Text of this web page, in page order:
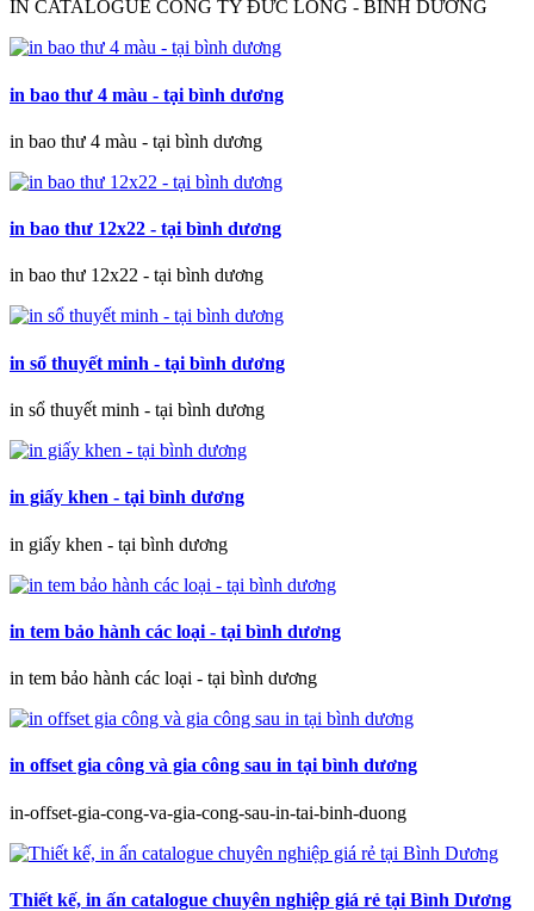
IN CATALOGUE CÔNG TY ĐỨC LONG - BÌNH DƯƠNG
in bao thư 4 màu - tại bình dương
in bao thư 4 màu - tại bình dương
in bao thư 12x22 - tại bình dương
in bao thư 12x22 - tại bình dương
in sổ thuyết minh - tại bình dương
in sổ thuyết minh - tại bình dương
in giấy khen - tại bình dương
in giấy khen - tại bình dương
in tem bảo hành các loại - tại bình dương
in tem bảo hành các loại - tại bình dương
in offset gia công và gia công sau in tại bình dương
in-offset-gia-cong-va-gia-cong-sau-in-tai-binh-duong
Thiết kế, in ấn catalogue chuyên nghiệp giá rẻ tại Bình Dương